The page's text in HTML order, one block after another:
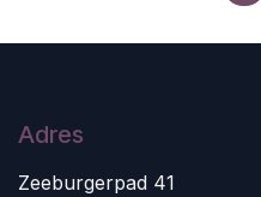
Adres
Zeeburgerpad 41